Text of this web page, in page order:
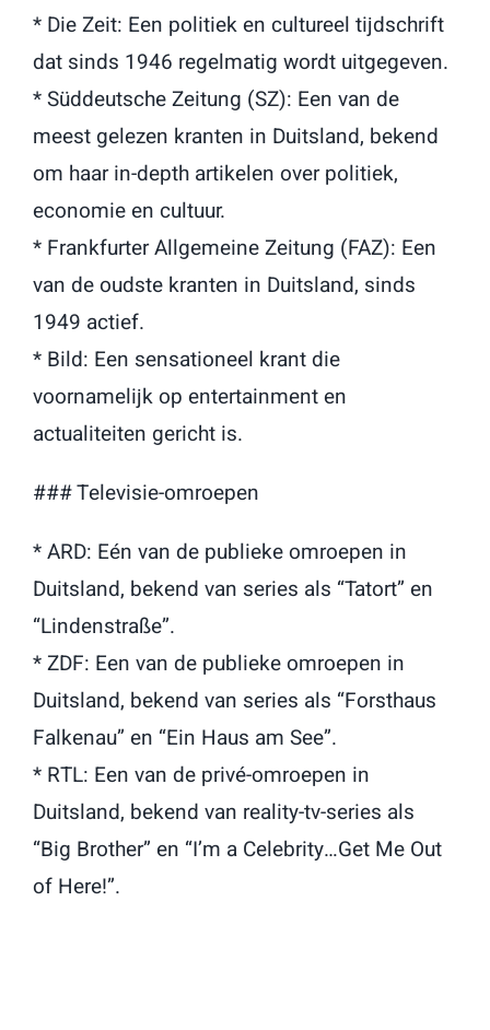
* Die Zeit: Een politiek en cultureel tijdschrift
dat sinds 1946 regelmatig wordt uitgegeven.
* Süddeutsche Zeitung (SZ): Een van de
meest gelezen kranten in Duitsland, bekend
om haar in-depth artikelen over politiek,
economie en cultuur.
* Frankfurter Allgemeine Zeitung (FAZ): Een
van de oudste kranten in Duitsland, sinds
1949 actief.
* Bild: Een sensationeel krant die
voornamelijk op entertainment en
actualiteiten gericht is.
### Televisie-omroepen
* ARD: Eén van de publieke omroepen in
Duitsland, bekend van series als “Tatort” en
“Lindenstraße”.
* ZDF: Een van de publieke omroepen in
Duitsland, bekend van series als “Forsthaus
Falkenau” en “Ein Haus am See”.
* RTL: Een van de privé-omroepen in
Duitsland, bekend van reality-tv-series als
“Big Brother” en “I’m a Celebrity…Get Me Out
of Here!”.